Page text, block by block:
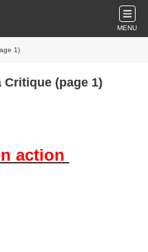
MENU
1)
Critique (page 1)
action